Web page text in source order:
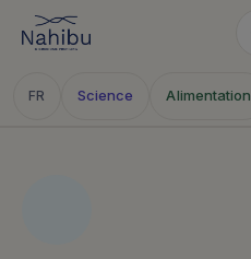
FR Science Alimentation